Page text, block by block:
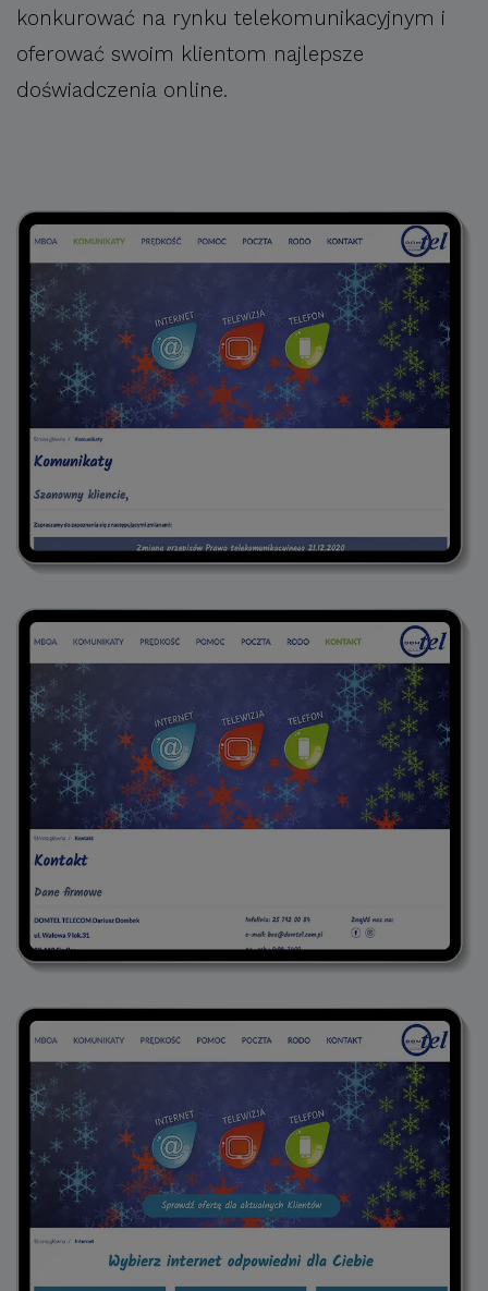
konkurować na rynku telekomunikacyjnym i
oferować swoim klientom najlepsze
doświadczenia online.